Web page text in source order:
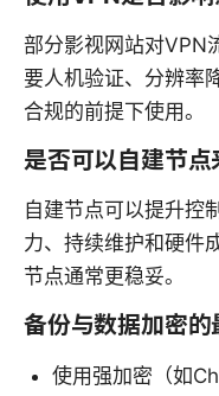
部分影视网站对VPN
要人机验证、分辨率
合规的前提下使用。
是否可以自建节点
自建节点可以提升控
力、持续维护和硬件
节点通常更稳妥。
备份与数据加密的
使用强加密（如